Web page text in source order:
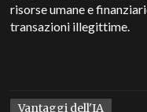
risorse umane e
transazioni illegittime.
Vantaggi dell'IA